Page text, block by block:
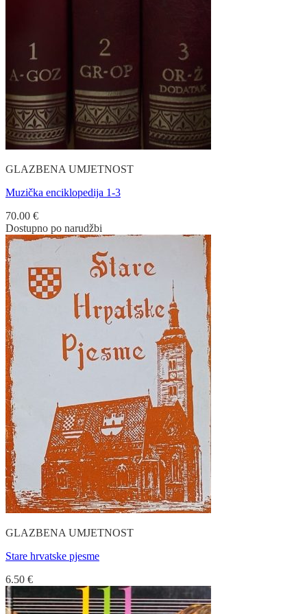
GLAZBENA UMJETNOST
Muzička enciklopedija 1-3
70.00 €
Dostupno po narudžbi
GLAZBENA UMJETNOST
Stare hrvatske pjesme
6.50 €